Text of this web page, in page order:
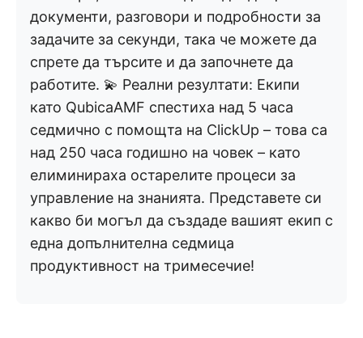
документи, разговори и подробности за
задачите за секунди, така че можете да
спрете да търсите и да започнете да
работите. 💫 Реални резултати: Екипи
като QubicaAMF спестиха над 5 часа
седмично с помощта на ClickUp – това са
над 250 часа годишно на човек – като
елиминираха остарелите процеси за
управление на знанията. Представете си
какво би могъл да създаде вашият екип с
една допълнителна седмица
продуктивност на тримесечие!